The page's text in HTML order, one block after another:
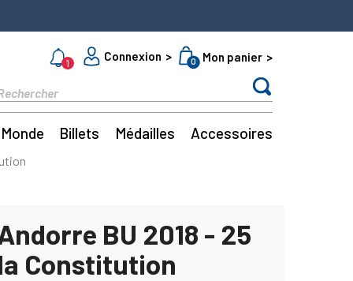
1
Connexion 0 Mon panier
Monde Billets Médailles Accessoires
BU 2018 - 25
Constitution